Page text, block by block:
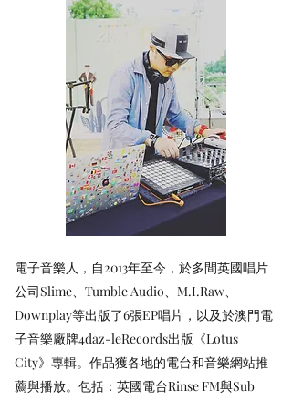
電子音樂人，自2013年至今，於多間英國唱片
公司Slime、Tumble Audio、M.I.Raw、
Downplay等出版了6張EP唱片，以及於澳門電
子音樂廠牌4daz-leRecords出版《Lotus
City》專輯。作品獲各地的電台和音樂網站推
薦與播放。包括：英國電台Rinse FM與Sub